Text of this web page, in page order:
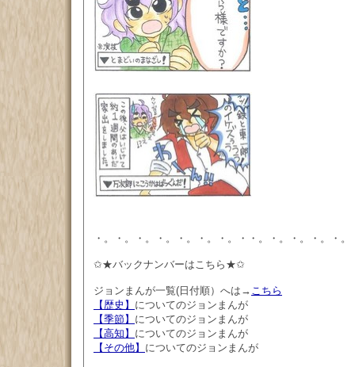
・。・。・。・。・。・。・。・・。・。・。・。・
✩★バックナンバーはこちら★✩
ジョンまんが一覧(日付順）へは→ こちら
【歴史】 についてのジョンまんが
【季節】 についてのジョンまんが
【高知】 についてのジョンまんが
【その他】 についてのジョンまんが